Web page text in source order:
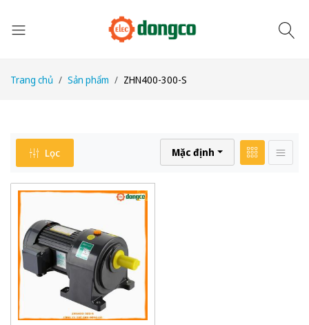
Trang chủ Sản phẩm ZHN400-300-S
Lọc Mặc định